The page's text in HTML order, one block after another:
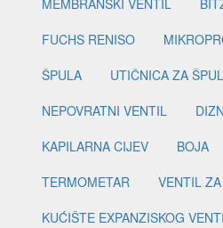
MEMBRANSKI VENTIL
FUCHS RENISO
ŠPULA
UTIČNICA ZA
NEPOVRATNI VENTIL
KAPILARNA CIJEV
BOJA
TERMOMETAR
VENTIL
KUĆIŠTE EXPANZISKOG